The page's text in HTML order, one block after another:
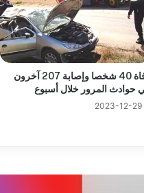
وفاة 40 شخصا وإصابة 207 آخرون
حوادث المرور خلال أسبوع
2023-12-29